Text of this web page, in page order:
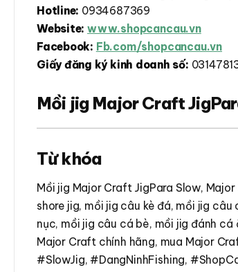
Hotline: 0934687369
Website: www.shopcancau.vn
Facebook: Fb.com/shopcancau.vn
Giấy đăng ký kinh doanh số:
Mồi jig Major Craft
Từ khóa
Mồi jig Major Craft JigPara Slow,
shore jig, mồi jig câu kè đá, mồi jig
nục, mồi jig câu cá bè, mồi jig đánh cá
Major Craft chính hãng, mua Major
#SlowJig, #DangNinhFishing,